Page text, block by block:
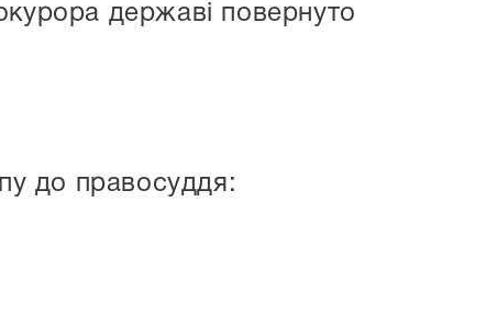
державі повернуто
до правосуддя: